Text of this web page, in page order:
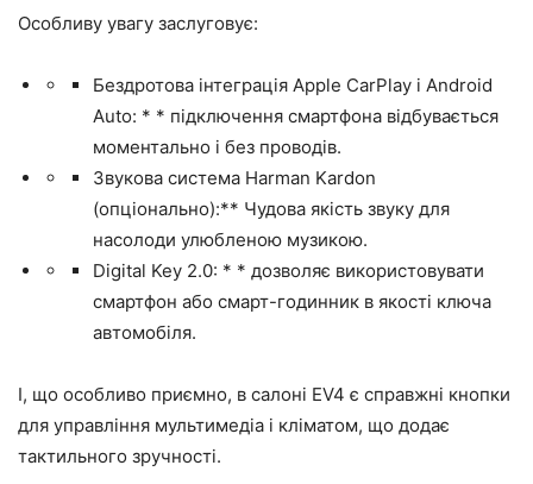
Особливу увагу заслуговує:
Бездротова інтеграція Apple CarPlay і Android
Auto: * * підключення смартфона відбувається
моментально і без проводів.
Звукова система Harman Kardon
(опціонально):** Чудова якість звуку для
насолоди улюбленою музикою.
Digital Key 2.0: * * дозволяє використовувати
смартфон або смарт-годинник в якості ключа
автомобіля.
І, що особливо приємно, в салоні EV4 є справжні кнопки
для управління мультимедіа і кліматом, що додає
тактильного зручності.